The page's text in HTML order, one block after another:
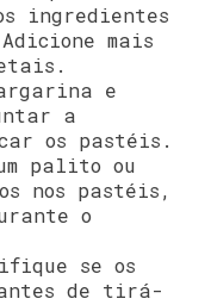
ingredientes
mais
e
a
os pastéis.
palito ou
nos pastéis,
o
se os
de tirá-